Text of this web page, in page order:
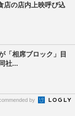
店の店内上映呼び込
「相席ブロック」目
社...
by